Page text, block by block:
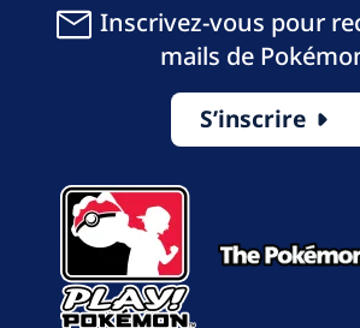
Inscrivez-vous pour
mails de
S’inscrire